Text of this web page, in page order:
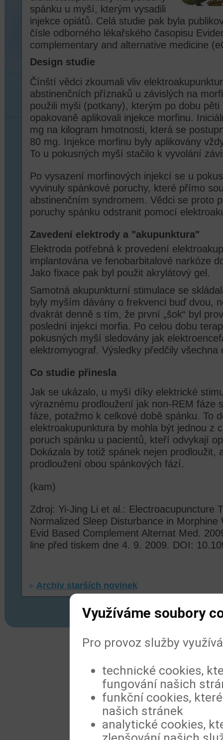
spánku u myší, kterým vysadili
injekce opiátů. Celá studie pak byla
čísle odborného lékařského časopisu
complementary and alternative medicine
Design studie
Čínští vědci zkoumali vliv
abstinenčních příznaků u závislých na
použili myši (potkany), kterým po dobu pěti
opakovaně aplikovali injekce morfinu.
mg na kilogram hmotnosti, která se
80 mg. Injekce morfinu byly aplikovány
To u pokusných myší stačilo k vyvolání
Po vysazení morfinových injekcí se u
vyvinuly spánkové poruchy, které přímo
abstinenčním syndromem. Vědci se proto
poruchy spánku odstranit pomocí
Zavedení elektrody a "akupunktura"
Elektroda potřebná k provedení
implantována ve fenobarbitalové narkóze
Jako fixace pak byl použit akrylátový gel.
Samotná akupunkturní stimulace se
byly myším dávány o frekvenci buď dvou,
dvakrát denně s tím, že první „šok“ byl
poslední injekci morfia. Po celou dobu
pokusných myší sledovány jak
elektromyograf. Výsledky předčily všechna
Co studie přinesla
Jak se ukázalo, u myší díky elektrické
výraznému prodloužení jak non-REM fáze
fáze, potažmo k celkové době spánku. To
elektroakupunktura by mohla být jednou z
poruch spánku u pacientů, kteří odvykají
Dokázala by totiž spánek nejen prodloužit,
prodloužení obou spánkových fází.
(kam)
Zdroj: Yi-Jing Li et al.: Electroacupuncture
Normalized Sleep Disturbance in Morphine
Evid Based Complement Alternat Med.
line před tiskem dne 4. 9. 2009. DOI:
Archiv starších novinek
Meditorial |ISSN 1804-1809|
Využíváme soubory
Pro provoz služby
technické cookies,
fungování našich
funkční cookies,
našich stránek
analytické cookies,